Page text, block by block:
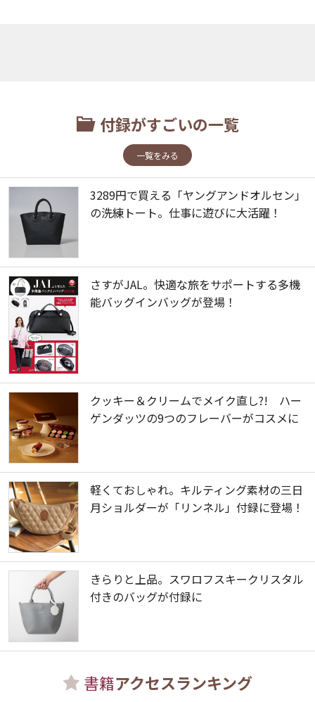
付録がすごいの一覧
一覧をみる
3289円で買える「ヤングアンドオルセン」
の洗練トート。仕事に遊びに大活躍！
さすがJAL。快適な旅をサポートする多機
能バッグインバッグが登場！
クッキー＆クリームでメイク直し?! ハー
ゲンダッツの9つのフレーバーがコスメに
軽くておしゃれ。キルティング素材の三日
月ショルダーが「リンネル」付録に登場！
きらりと上品。スワロフスキークリスタル
付きのバッグが付録に
書籍アクセスランキング